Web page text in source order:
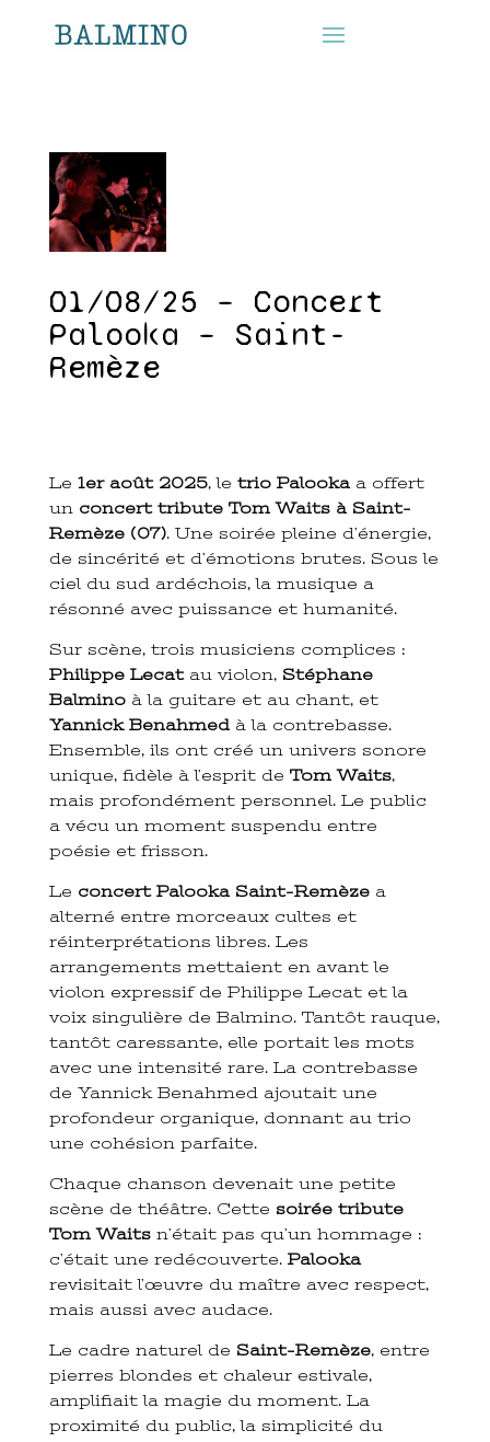
01/08/25 – Concert
Palooka – Saint-
Remèze
Le 1er août 2025, le trio Palookaa offert
un concert tribute Tom Waits à Saint-
Remèze (07). Une soirée pleine d’énergie,
de sincérité et d’émotions brutes. Sous le
ciel du sud ardéchois, la musique a
résonné avec puissance et humanité.
Sur scène, trois musiciens complices :
Philippe Lecatau violon, Stéphane
Balminoà la guitare et au chant, et
Yannick Benahmedà la contrebasse.
Ensemble, ils ont créé un univers sonore
unique, fidèle à l’esprit de Tom Waits,
mais profondément personnel. Le public
a vécu un moment suspendu entre
poésie et frisson.
Le concert Palooka Saint-Remèzea
alterné entre morceaux cultes et
réinterprétations libres. Les
arrangements mettaient en avant le
violon expressif de Philippe Lecat et la
voix singulière de Balmino. Tantôt rauque,
tantôt caressante, elle portait les mots
avec une intensité rare. La contrebasse
de Yannick Benahmed ajoutait une
profondeur organique, donnant au trio
une cohésion parfaite.
Chaque chanson devenait une petite
scène de théâtre. Cette soirée tribute
Tom Waitsn’était pas qu’un hommage :
c’était une redécouverte. Palooka
revisitait l’œuvre du maître avec respect,
mais aussi avec audace.
Le cadre naturel de Saint-Remèze, entre
pierres blondes et chaleur estivale,
amplifiait la magie du moment. La
proximité du public, la simplicité du